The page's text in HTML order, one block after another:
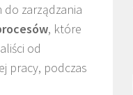
zarządzania
, które
od
pracy, podczas